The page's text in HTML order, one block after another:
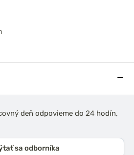
deň odpovieme do 24 hodín,
sa odborníka